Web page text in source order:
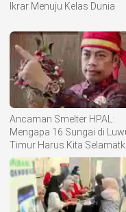
Ikrar Menuju Kelas Dunia
Ancaman Smelter HPAL:
Mengapa 16 Sungai di
Timur Harus Kita